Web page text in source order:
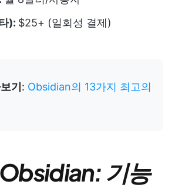
): $25+ (일회성 결제)
기 : Obsidian의 13가지 최고의
기능